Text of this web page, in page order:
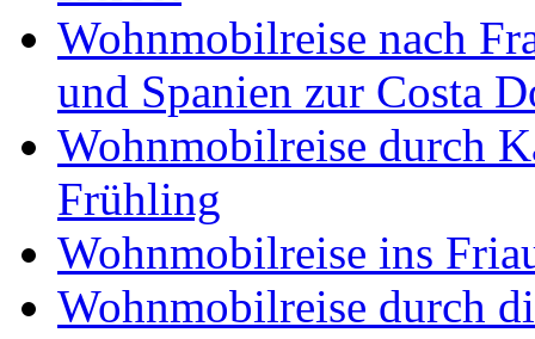
Wohnmobilreise nach
und Spanien zur Costa
Wohnmobilreise durch
Frühling
Wohnmobilreise ins
Wohnmobilreise durch